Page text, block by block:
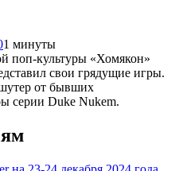
1 минуты
поп-культуры «Хомякон»
свои грядущие игры.
от бывших
серии Duke Nukem.